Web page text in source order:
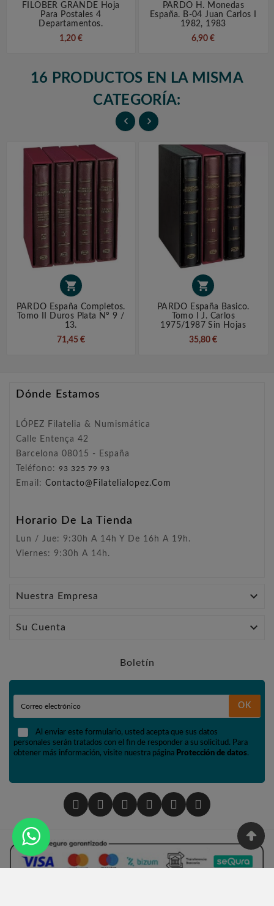
FILOBER GRANDE Hoja
Para Postales 4
Departamentos.
1,20 €
PARDO H. Monedas
España. B-04 Juan Carlos I
1982, 1983
6,90 €
16 PRODUCTOS EN LA MISMA
CATEGORÍA:
 

PARDO España Completos.
Tomo II Duros Plata Nº 9 /
13.
71,45 €

PARDO España Basico.
Tomo I J. Carlos
1975/1987 Sin Hojas
35,80 €
Dónde Estamos
LÓPEZ Filatelia & Numismática
Calle Entença 42
Barcelona 08015 - España
Teléfono: 93 325 79 93
Email: Contacto@filatelialopez.com
Horario De La Tienda
Lun / Jue: 9:30h A 14h Y De 16h A 19h.
Viernes: 9:30h A 14h.
Nuestra Empresa 
Su Cuenta 
Boletín
OK
Al enviar este formulario, usted acepta que sus datos
personales serán tratados con el fin de responder a su solicitud. Para
obtener más información, visite nuestra página Protección de datos.